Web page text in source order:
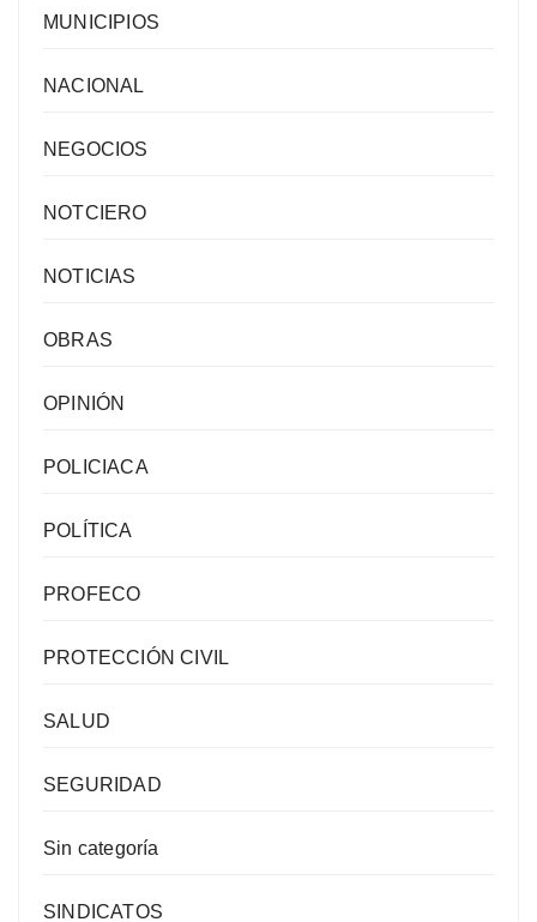
MUNICIPIOS
NACIONAL
NEGOCIOS
NOTCIERO
NOTICIAS
OBRAS
OPINIÓN
POLICIACA
POLÍTICA
PROFECO
PROTECCIÓN CIVIL
SALUD
SEGURIDAD
Sin categoría
SINDICATOS